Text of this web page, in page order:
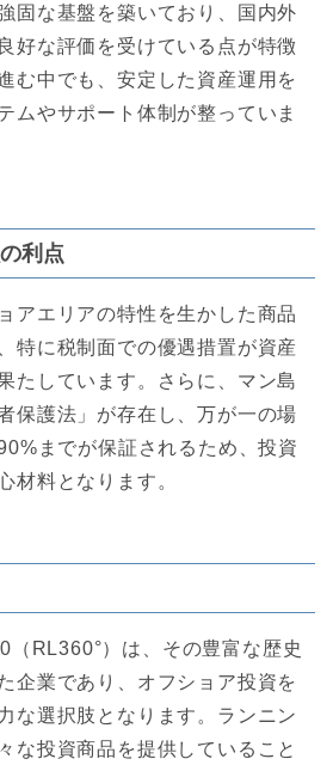
固な基盤を築いており、国内外
好な評価を受けている点が特徴
む中でも、安定した資産運用を
ムやサポート体制が整っていま
利点
アエリアの特性を生かした商品
特に税制面での優遇措置が資産
たしています。さらに、マン島
保護法」が存在し、万が一の場
までが保証されるため、投資
材料となります。
（RL360°）は、その豊富な歴史
企業であり、オフショア投資を
な選択肢となります。ランニン
な投資商品を提供していること